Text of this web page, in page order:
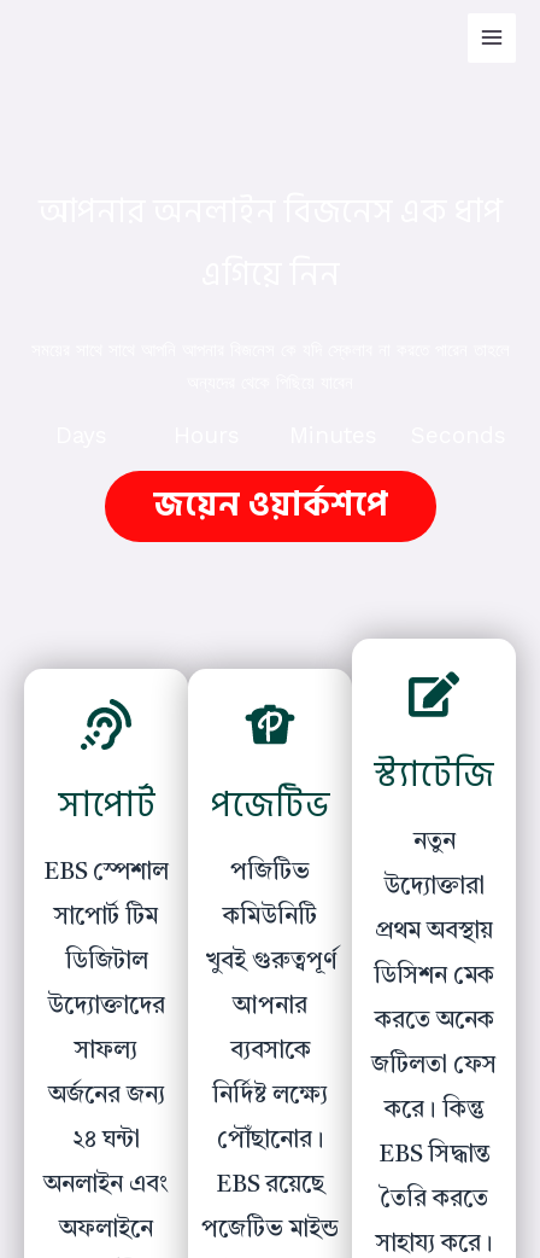
জয়েন ওয়ার্কশপে
সাপোর্ট
EBS স্পেশাল
সাপোর্ট টিম
ডিজিটাল
উদ্যোক্তাদের
সাফল্য
অর্জনের জন্য
২৪ ঘন্টা
অনলাইন এবং
অফলাইনে
পজেটিভ
পজিটিভ
কমিউনিটি
খুবই গুরুত্বপূর্ণ
আপনার
ব্যবসাকে
নির্দিষ্ট লক্ষ্যে
পৌঁছানোর।
EBS রয়েছে
পজেটিভ মাইন্ড
স্ট্যাটেজি
নতুন
উদ্যোক্তারা
প্রথম অবস্থায়
ডিসিশন মেক
করতে অনেক
জটিলতা ফেস
করে। কিন্তু
EBS সিদ্ধান্ত
তৈরি করতে
সাহায্য করে।